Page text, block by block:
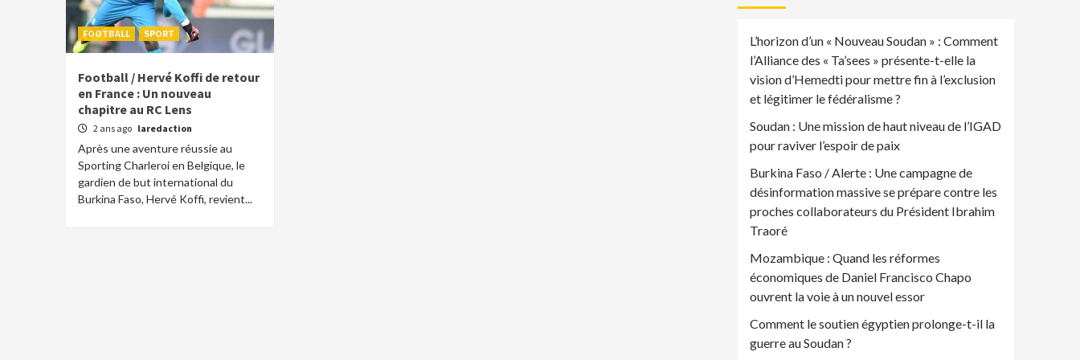
FOOTBALL SPORT
Football / Hervé Koffi de retour
en France : Un nouveau
chapitre au RC Lens
2 ans ago laredaction
Après une aventure réussie au
Sporting Charleroi en Belgique, le
gardien de but international du
Burkina Faso, Hervé Koffi, revient...
L’horizon d’un « Nouveau Soudan » : Comment
l’Alliance des « Ta’sees » présente-t-elle la
vision d’Hemedti pour mettre fin à l’exclusion
et légitimer le fédéralisme ?
Soudan : Une mission de haut niveau de l’IGAD
pour raviver l’espoir de paix
Burkina Faso / Alerte : Une campagne de
désinformation massive se prépare contre les
proches collaborateurs du Président Ibrahim
Traoré
Mozambique : Quand les réformes
économiques de Daniel Francisco Chapo
ouvrent la voie à un nouvel essor
Comment le soutien égyptien prolonge-t-il la
guerre au Soudan ?